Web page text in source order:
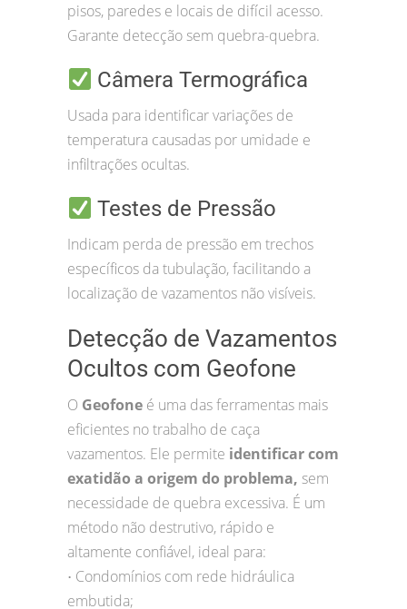
pisos, paredes e locais de difícil acesso.
Garante detecção sem quebra-quebra.
Câmera Termográfica
Usada para identificar variações de
temperatura causadas por umidade e
infiltrações ocultas.
Testes de Pressão
Indicam perda de pressão em trechos
específicos da tubulação, facilitando a
localização de vazamentos não visíveis.
Detecção de Vazamentos
Ocultos com Geofone
O Geofone é uma das ferramentas mais
eficientes no trabalho de caça
vazamentos. Ele permite identificar com
exatidão a origem do problema, sem
necessidade de quebra excessiva. É um
método não destrutivo, rápido e
altamente confiável, ideal para:
• Condomínios com rede hidráulica
embutida;